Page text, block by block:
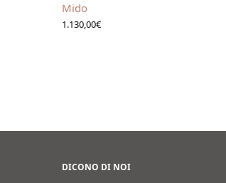
Mido
1.130,00€
DICONO DI NOI